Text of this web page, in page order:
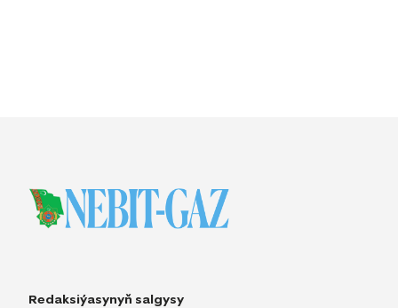
Redaksiýasynyň salgysy